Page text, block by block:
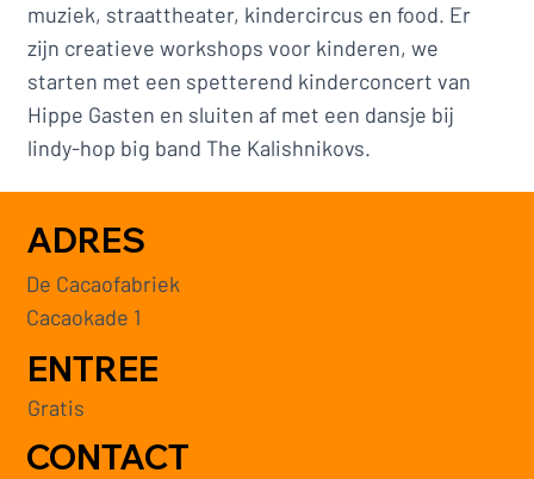
muziek, straattheater, kindercircus en food. Er
zijn creatieve workshops voor kinderen, we
starten met een spetterend kinderconcert van
Hippe Gasten en sluiten af met een dansje bij
lindy-hop big band The Kalishnikovs.
ADRES
De Cacaofabriek
Cacaokade 1
ENTREE
Gratis
CONTACT